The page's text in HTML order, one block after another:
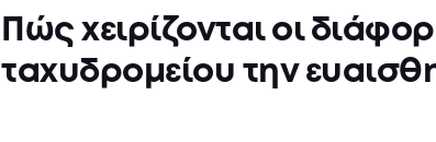
Πώς χειρίζονται οι
ταχυδρομείου την